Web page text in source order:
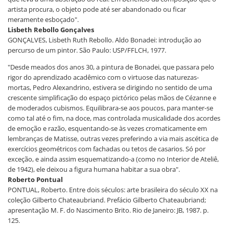
artista procura, o objeto pode até ser abandonado ou ficar
meramente esboçado".
Lisbeth Rebollo Gonçalves
GONÇALVES, Lisbeth Ruth Rebollo. Aldo Bonadei: introdução ao
percurso de um pintor. São Paulo: USP/FFLCH, 1977.
"Desde meados dos anos 30, a pintura de Bonadei, que passara pelo
rigor do aprendizado acadêmico com o virtuose das naturezas-
mortas, Pedro Alexandrino, estivera se dirigindo no sentido de uma
crescente simplificação do espaço pictórico pelas mãos de Cézanne e
de moderados cubismos. Equilibrara-se aos poucos, para manter-se
como tal até o fim, na doce, mas controlada musicalidade dos acordes
de emoção e razão, esquentando-se às vezes cromaticamente em
lembranças de Matisse, outras vezes preferindo a via mais ascética de
exercícios geométricos com fachadas ou tetos de casarios. Só por
exceção, e ainda assim esquematizando-a (como no Interior de Ateliê,
de 1942), ele deixou a figura humana habitar a sua obra".
Roberto Pontual
PONTUAL, Roberto. Entre dois séculos: arte brasileira do século XX na
coleção Gilberto Chateaubriand. Prefácio Gilberto Chateaubriand;
apresentação M. F. do Nascimento Brito. Rio de Janeiro: JB, 1987. p.
125.